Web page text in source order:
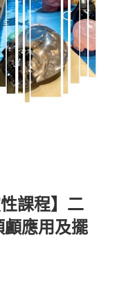
課程】二
應用及擺